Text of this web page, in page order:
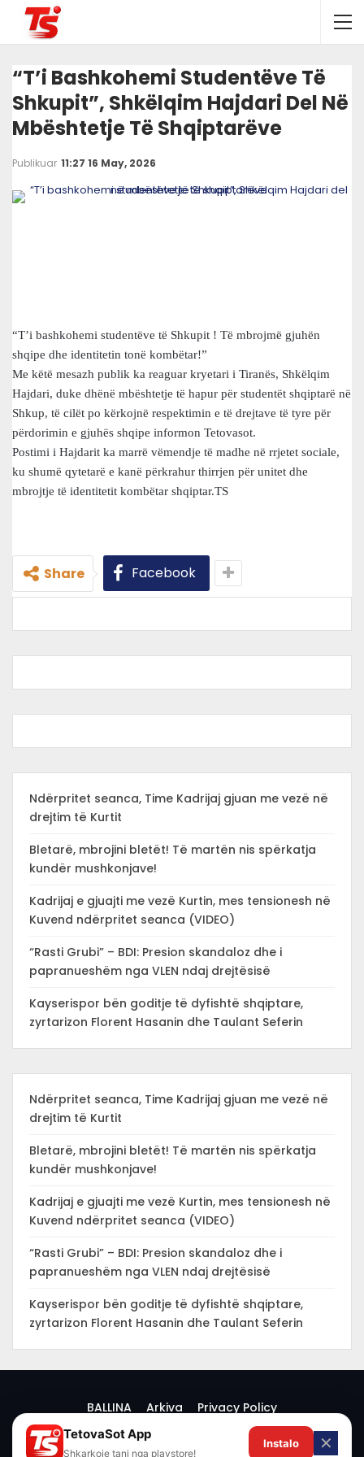
“T’i Bashkohemi Studentëve Të
Shkupit”, Shkëlqim Hajdari Del Në
Mbështetje Të Shqiptarëve
Publikuar 11:27 16 May, 2026
“T’i bashkohemi studentëve të Shkupit ! Të mbrojmë gjuhën
shqipe dhe identitetin tonë kombëtar!”
Me këtë mesazh publik ka reaguar kryetari i Tiranës, Shkëlqim
Hajdari, duke dhënë mbështetje të hapur për studentët shqiptarë në
Shkup, të cilët po kërkojnë respektimin e të drejtave të tyre për
përdorimin e gjuhës shqipe informon Tetovasot.
Postimi i Hajdarit ka marrë vëmendje të madhe në rrjetet sociale,
ku shumë qytetarë e kanë përkrahur thirrjen për unitet dhe
mbrojtje të identitetit kombëtar shqiptar.TS
Share Facebook
Ndërpritet seanca, Time Kadrijaj gjuan me vezë në
drejtim të Kurtit
Bletarë, mbrojini bletët! Të martën nis spërkatja
kundër mushkonjave!
Kadrijaj e gjuajti me vezë Kurtin, mes tensionesh në
Kuvend ndërpritet seanca (VIDEO)
“Rasti Grubi” – BDI: Presion skandaloz dhe i
papranueshëm nga VLEN ndaj drejtësisë
Kayserispor bën goditje të dyfishtë shqiptare,
zyrtarizon Florent Hasanin dhe Taulant Seferin
Ndërpritet seanca, Time Kadrijaj gjuan me vezë në
drejtim të Kurtit
Bletarë, mbrojini bletët! Të martën nis spërkatja
kundër mushkonjave!
Kadrijaj e gjuajti me vezë Kurtin, mes tensionesh në
Kuvend ndërpritet seanca (VIDEO)
“Rasti Grubi” – BDI: Presion skandaloz dhe i
papranueshëm nga VLEN ndaj drejtësisë
Kayserispor bën goditje të dyfishtë shqiptare,
zyrtarizon Florent Hasanin dhe Taulant Seferin
BALLINA Arkiva Privacy Policy
© 2026 -
TetovaSot App
Shkarkoje tani nga playstore!
Instalo ✕